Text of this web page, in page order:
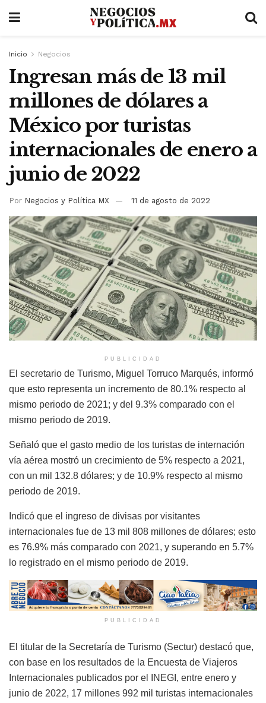
Inicio Negocios
Ingresan más de 13 mil
millones de dólares a
México por turistas
internacionales de enero a
junio de 2022
Por Negocios y Política MX 11 de agosto de 2022
PUBLICIDAD
El secretario de Turismo, Miguel Torruco Marqués, informó
que esto representa un incremento de 80.1% respecto al
mismo periodo de 2021; y del 9.3% comparado con el
mismo periodo de 2019.
Señaló que el gasto medio de los turistas de internación
vía aérea mostró un crecimiento de 5% respecto a 2021,
con un mil 132.8 dólares; y de 10.9% respecto al mismo
periodo de 2019.
Indicó que el ingreso de divisas por visitantes
internacionales fue de 13 mil 808 millones de dólares; esto
es 76.9% más comparado con 2021, y superando en 5.7%
lo registrado en el mismo periodo de 2019.
PUBLICIDAD
El titular de la Secretaría de Turismo (Sectur) destacó que,
con base en los resultados de la Encuesta de Viajeros
Internacionales publicados por el INEGI, entre enero y
junio de 2022, 17 millones 992 mil turistas internacionales